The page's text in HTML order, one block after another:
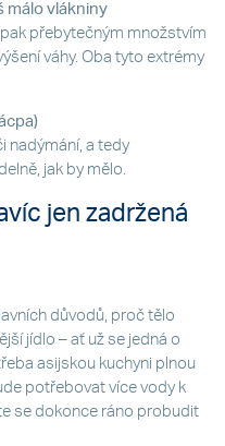
málo vlákniny
přebytečným množstvím
váhy. Oba tyto extrémy
nadýmání, a tedy
jak by mělo.
jen zadržená
důvodů, proč tělo
jídlo – ať už se jedná o
asijskou kuchyni plnou
potřebovat více vody k
se dokonce ráno probudit